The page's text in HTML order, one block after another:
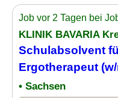
Job vor 2 Tagen bei
KLINIK BAVARIA
Schulabsolvent
Ergotherapeut
• Sachsen